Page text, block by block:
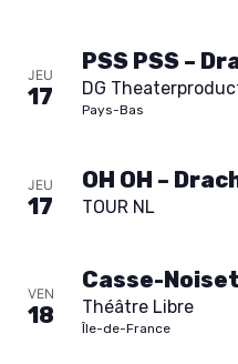
JEU
17
PSS PSS –
DG
Pays-Bas
JEU
17
OH OH –
TOUR NL
VEN
18
Casse-
Théâtre Libre
Île-de-France